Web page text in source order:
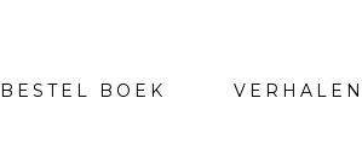
BESTEL BOEK VERHALEN